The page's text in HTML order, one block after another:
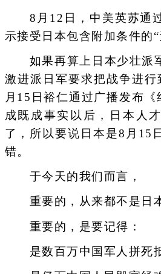
8月12日，中美英苏通过
示接受日本包含附加条件的“
如果再算上日本少壮派
激进派日军要求把战争进
月15日裕仁通过广播发布
成既成事实以后，日本人
了，所以要说日本是8月15
错。
于今天的我们而言，
重要的，从来都不是日本
重要的，是要记得：
是数百万中国军人拼死抵